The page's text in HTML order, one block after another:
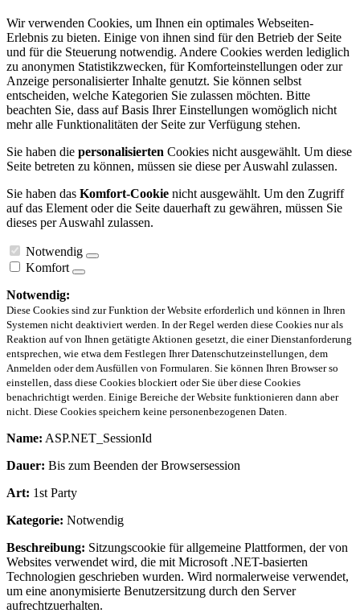
Wir verwenden Cookies, um Ihnen ein optimales Webseiten-
Erlebnis zu bieten. Einige von ihnen sind für den Betrieb der Seite
und für die Steuerung notwendig. Andere Cookies werden lediglich
zu anonymen Statistikzwecken, für Komforteinstellungen oder zur
Anzeige personalisierter Inhalte genutzt. Sie können selbst
entscheiden, welche Kategorien Sie zulassen möchten. Bitte
beachten Sie, dass auf Basis Ihrer Einstellungen womöglich nicht
mehr alle Funktionalitäten der Seite zur Verfügung stehen.
Sie haben die personalisierten Cookies nicht ausgewählt. Um diese
Seite betreten zu können, müssen sie diese per Auswahl zulassen.
Sie haben das Komfort-Cookie nicht ausgewählt. Um den Zugriff
auf das Element oder die Seite dauerhaft zu gewähren, müssen Sie
dieses per Auswahl zulassen.
Notwendig
Komfort
Notwendig:
Diese Cookies sind zur Funktion der Website erforderlich und können in Ihren
Systemen nicht deaktiviert werden. In der Regel werden diese Cookies nur als
Reaktion auf von Ihnen getätigte Aktionen gesetzt, die einer Dienstanforderung
entsprechen, wie etwa dem Festlegen Ihrer Datenschutzeinstellungen, dem
Anmelden oder dem Ausfüllen von Formularen. Sie können Ihren Browser so
einstellen, dass diese Cookies blockiert oder Sie über diese Cookies
benachrichtigt werden. Einige Bereiche der Website funktionieren dann aber
nicht. Diese Cookies speichern keine personenbezogenen Daten.
Name: ASP.NET_SessionId
Dauer: Bis zum Beenden der Browsersession
Art: 1st Party
Kategorie: Notwendig
Beschreibung: Sitzungscookie für allgemeine Plattformen, der von
Websites verwendet wird, die mit Microsoft .NET-basierten
Technologien geschrieben wurden. Wird normalerweise verwendet,
um eine anonymisierte Benutzersitzung durch den Server
aufrechtzuerhalten.